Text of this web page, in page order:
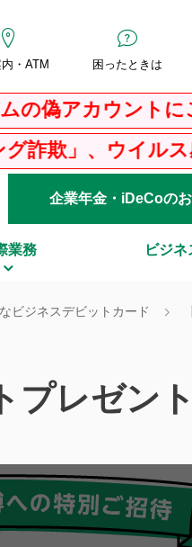
・ATM 困ったときは
ントにご注意く
ス感染を騙る「
企業年金・iDeCoの
業務 ビジ
ビジネスデビットカード
プレゼント